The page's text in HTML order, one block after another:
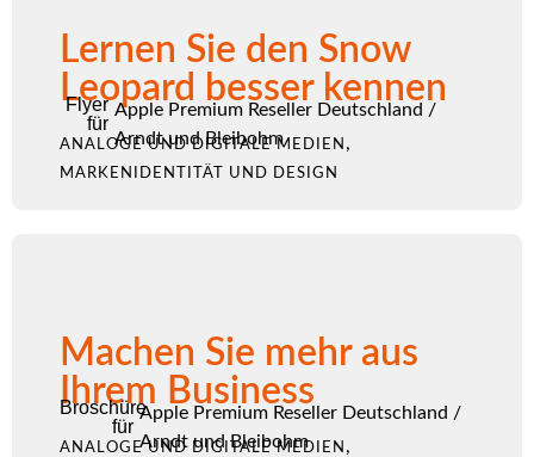
Lernen Sie den Snow
Leopard besser kennen
Flyer
für
Apple Premium Reseller Deutschland /
Arndt und Bleibohm
ANALOGE UND DIGITALE MEDIEN ,
MARKENIDENTITÄT UND DESIGN
Machen Sie mehr aus
Ihrem Business
Broschüre
für
Apple Premium Reseller Deutschland /
Arndt und Bleibohm
ANALOGE UND DIGITALE MEDIEN ,